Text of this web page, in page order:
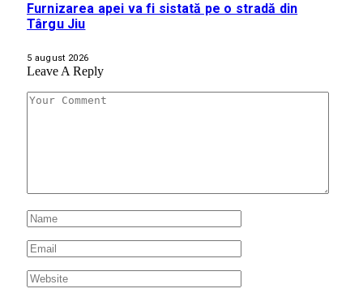
Furnizarea apei va fi sistată pe o stradă din
Târgu Jiu
5 august 2026
Leave A Reply